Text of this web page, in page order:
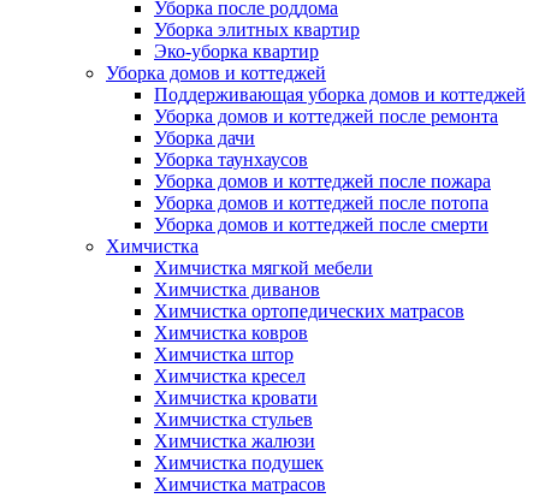
Уборка после роддома
Уборка элитных квартир
Эко-уборка квартир
Уборка домов и коттеджей
Поддерживающая уборка домов и коттеджей
Уборка домов и коттеджей после ремонта
Уборка дачи
Уборка таунхаусов
Уборка домов и коттеджей после пожара
Уборка домов и коттеджей после потопа
Уборка домов и коттеджей после смерти
Химчистка
Химчистка мягкой мебели
Химчистка диванов
Химчистка ортопедических матрасов
Химчистка ковров
Химчистка штор
Химчистка кресел
Химчистка кровати
Химчистка стульев
Химчистка жалюзи
Химчистка подушек
Химчистка матрасов